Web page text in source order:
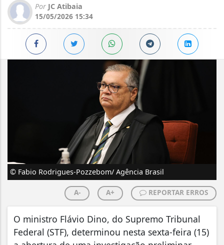
Por JC Atibaia
15/05/2026 15:34
© Fabio Rodrigues-Pozzebom/ Agência Brasil
A- A+ REPORTAR ERROS
O ministro Flávio Dino, do Supremo Tribunal
Federal (STF), determinou nesta sexta-feira (15)